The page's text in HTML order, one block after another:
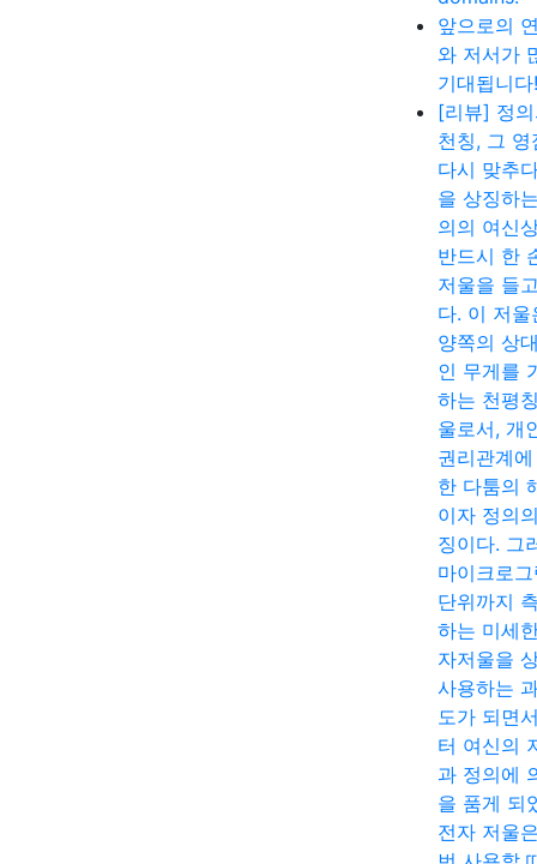
앞으로의
와 저서가
기대됩니다!
[리뷰] 정
천칭, 그 영
다시 맞추
을 상징하
의의 여신
반드시 한
저울을 들
다. 이 저울
양쪽의 상
인 무게를
하는 천평
울로서, 개
권리관계
한 다툼의
이자 정의
징이다. 그
마이크로
단위까지
하는 미세
자저울을
사용하는
도가 되면
터 여신의
과 정의에
을 품게 되
전자 저울